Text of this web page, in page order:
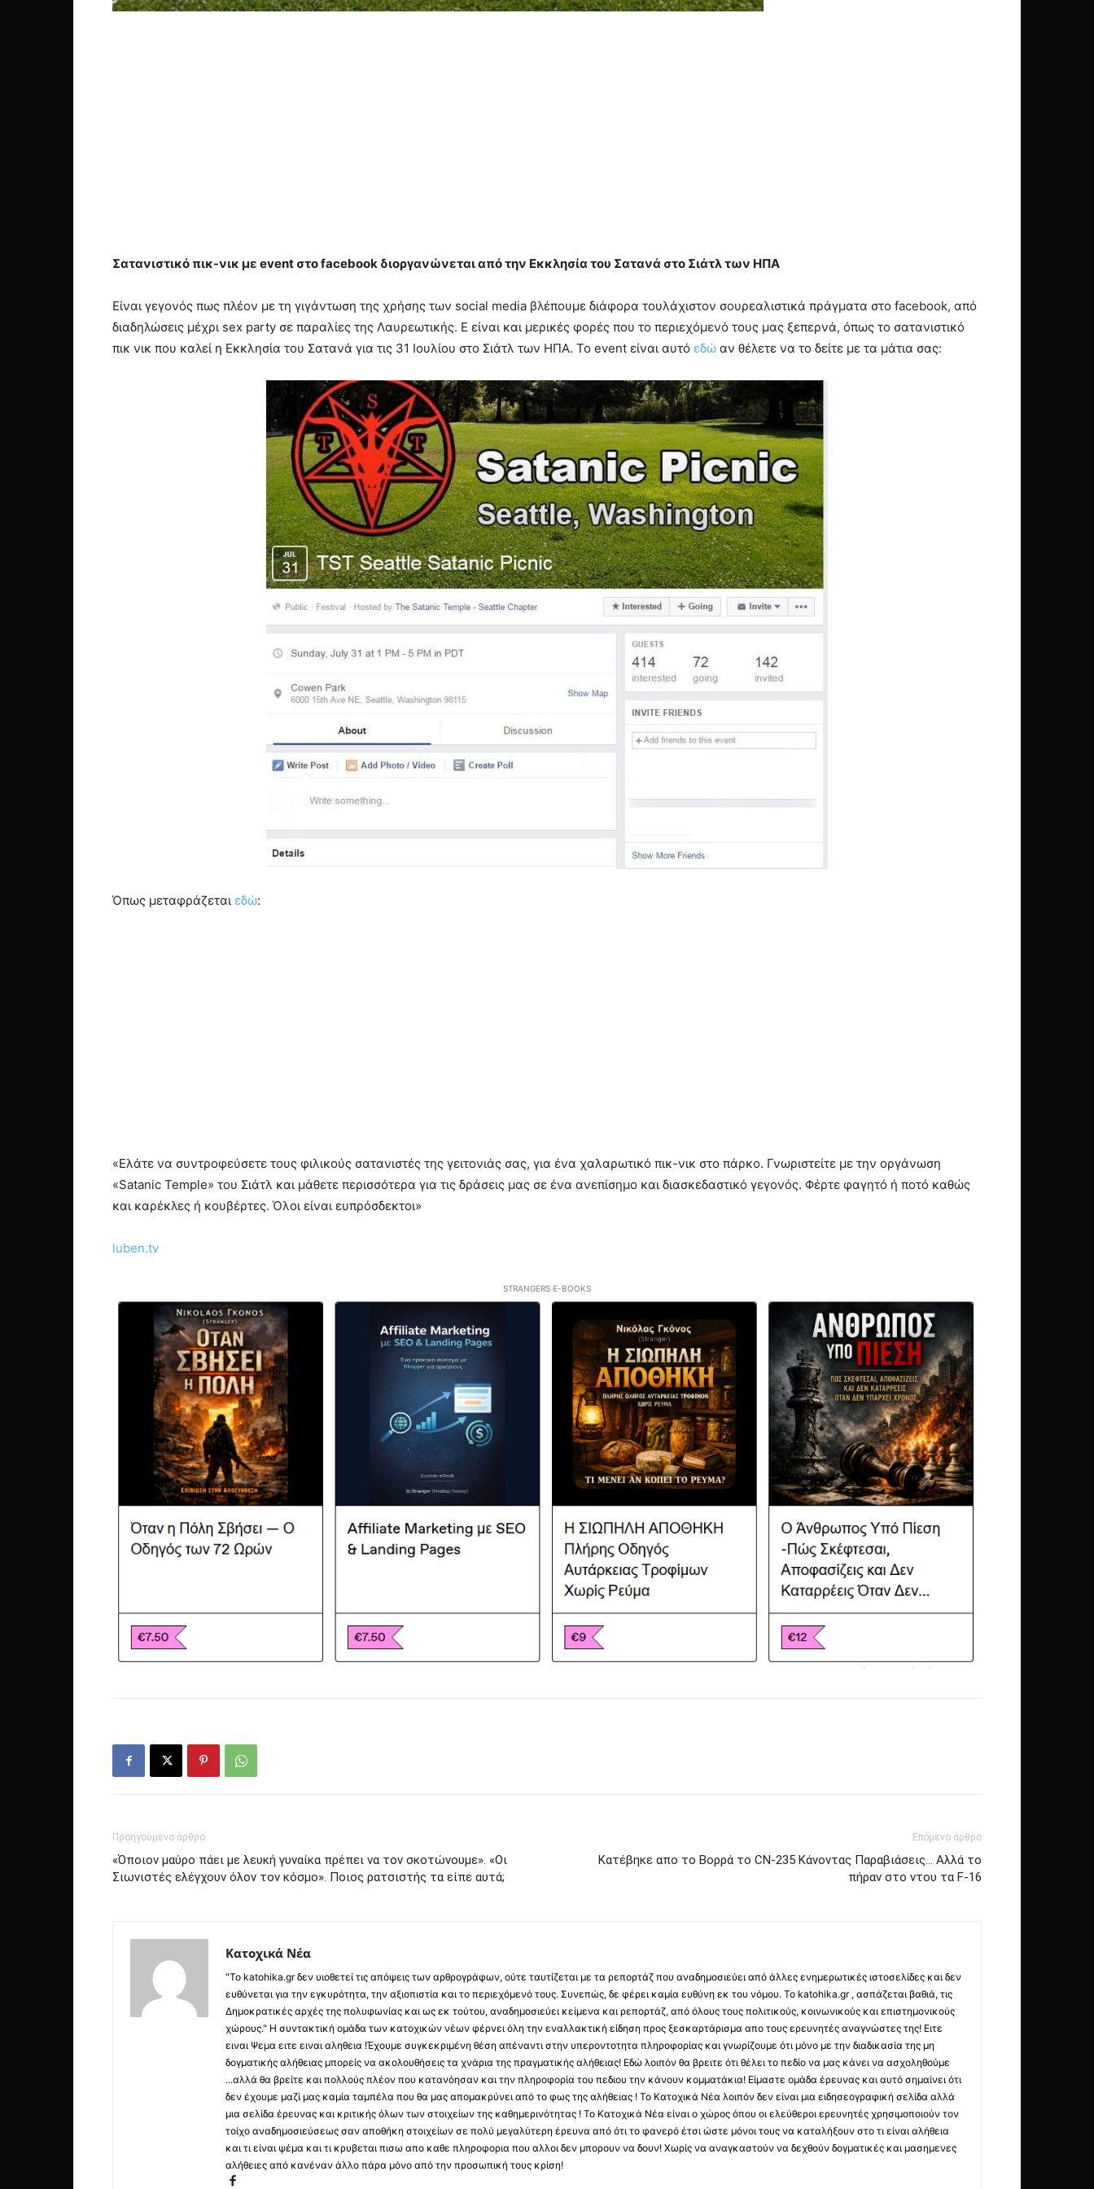
Σατανιστικό πικ-νικ με event στο facebook διοργανώνεται από την Εκκλησία του Σατανά στο Σιάτλ των ΗΠΑ
Είναι γεγονός πως πλέον με τη γιγάντωση της χρήσης των social media βλέπουμε διάφορα τουλάχιστον σουρεαλιστικά πράγματα στο facebook, από
διαδηλώσεις μέχρι sex party σε παραλίες της Λαυρεωτικής. Ε είναι και μερικές φορές που το περιεχόμενό τους μας ξεπερνά, όπως το σατανιστικό
πικ νικ που καλεί η Εκκλησία του Σατανά για τις 31 Ιουλίου στο Σιάτλ των ΗΠΑ. To event είναι αυτό εδώ αν θέλετε να το δείτε με τα μάτια σας:
Όπως μεταφράζεται εδώ:
«Ελάτε να συντροφεύσετε τους φιλικούς σατανιστές της γειτονιάς σας, για ένα χαλαρωτικό πικ-νικ στο πάρκο. Γνωριστείτε με την οργάνωση
«Satanic Temple» του Σιάτλ και μάθετε περισσότερα για τις δράσεις μας σε ένα ανεπίσημο και διασκεδαστικό γεγονός. Φέρτε φαγητό ή ποτό καθώς
και καρέκλες ή κουβέρτες. Όλοι είναι ευπρόσδεκτοι»
luben.tv
STRANGERS E-BOOKS
Προηγούμενο άρθρο
«Όποιον μαύρο πάει με λευκή γυναίκα πρέπει να τον σκοτώνουμε». «Οι
Σιωνιστές ελέγχουν όλον τον κόσμο». Ποιος ρατσιστής τα είπε αυτά;
Επόμενο άρθρο
Κατέβηκε απο το Βορρά το CN-235 Κάνοντας Παραβιάσεις… Αλλά το
πήραν στο ντου τα F-16
Κατοχικά Νέα
"Το katohika.gr δεν υιοθετεί τις απόψεις των αρθρογράφων, ούτε ταυτίζεται με τα ρεπορτάζ που αναδημοσιεύει από άλλες ενημερωτικές ιστοσελίδες και δεν
ευθύνεται για την εγκυρότητα, την αξιοπιστία και το περιεχόμενό τους. Συνεπώς, δε φέρει καμία ευθύνη εκ του νόμου. Το katohika.gr , ασπάζεται βαθιά, τις
Δημοκρατικές αρχές της πολυφωνίας και ως εκ τούτου, αναδημοσιεύει κείμενα και ρεπορτάζ, από όλους τους πολιτικούς, κοινωνικούς και επιστημονικούς
χώρους." Η συντακτική ομάδα των κατοχικών νέων φέρνει όλη την εναλλακτική είδηση προς ξεσκαρτάρισμα απο τους ερευνητές αναγνώστες της! Ειτε
ειναι Ψεμα ειτε ειναι αληθεια !Έχουμε συγκεκριμένη θέση απέναντι στην υπεροντοτητα πληροφορίας και γνωρίζουμε ότι μόνο με την διαδικασία της μη
δογματικής αλήθειας μπορείς να ακολουθήσεις τα χνάρια της πραγματικής αλήθειας! Εδώ λοιπόν θα βρειτε ότι θέλει το πεδίο να μας κάνει να ασχοληθούμε
...αλλά θα βρείτε και πολλούς πλέον που κατανόησαν και την πληροφορία του πεδιου την κάνουν κομματάκια! Είμαστε ομάδα έρευνας και αυτό σημαίνει ότι
δεν έχουμε μαζί μας καμία ταμπέλα που θα μας απομακρύνει από το φως της αλήθειας ! Το Κατοχικά Νέα λοιπόν δεν είναι μια ειδησεογραφική σελίδα αλλά
μια σελίδα έρευνας και κριτικής όλων των στοιχείων της καθημερινότητας ! Το Κατοχικά Νέα είναι ο χώρος όπου οι ελεύθεροι ερευνητές χρησιμοποιούν τον
τοίχο αναδημοσιεύσεως σαν αποθήκη στοιχείων σε πολύ μεγαλύτερη έρευνα από ότι το φανερό έτσι ώστε μόνοι τους να καταλήξουν στο τι είναι αλήθεια
και τι είναι ψέμα και τι κρυβεται πισω απο καθε πληροφορια που αλλοι δεν μπορουν να δουν! Χωρίς να αναγκαστούν να δεχθούν δογματικές και μασημενες
αλήθειες από κανέναν άλλο πάρα μόνο από την προσωπική τους κρίση!